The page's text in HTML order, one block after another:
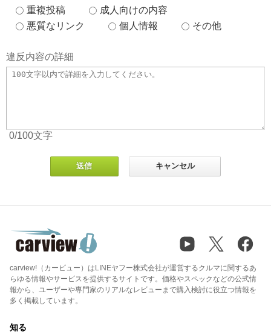
重複投稿
成人向けの内容
悪質なリンク
個人情報 その他
違反内容の詳細
0/100文字
carview!（カービュー）はLINEヤフー株式会社が運営するクルマに関するあ
らゆる情報やサービスを提供するサイトです。価格やスペックなどの公式情
報から、ユーザーや専門家のリアルなレビューまで購入検討に役立つ情報を
多く掲載しています。
知る